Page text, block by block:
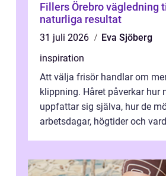
Fillers Örebro vägledning till säkra och
naturliga resultat
31 juli 2026
Eva Sjöberg
inspiration
Att välja frisör handlar om
klippning. Håret påverkar hur
uppfattar sig själva, hur de
arbetsdagar, högtider och